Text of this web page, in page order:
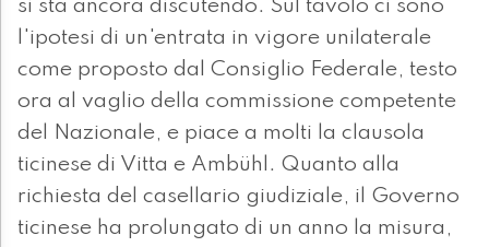
si sta ancora discutendo. Sul tavolo ci sono
l'ipotesi di un'entrata in vigore unilaterale
come proposto dal Consiglio Federale, testo
ora al vaglio della commissione competente
del Nazionale, e piace a molti la clausola
ticinese di Vitta e Ambühl. Quanto alla
richiesta del casellario giudiziale, il Governo
ticinese ha prolungato di un anno la misura,